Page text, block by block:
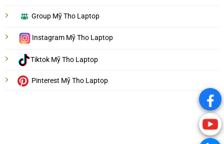
Group Mỹ Tho Laptop
Instagram Mỹ Tho Laptop
Tiktok Mỹ Tho Laptop
Pinterest Mỹ Tho Laptop
.
.